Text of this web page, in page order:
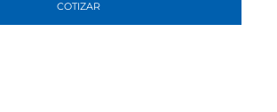
COTIZAR